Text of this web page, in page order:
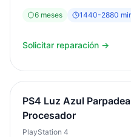
Garantía 6 meses. Torrent,
6 meses 1440-2880
Solicitar reparación →
PS4 Luz Azul
Procesador
PlayStation 4